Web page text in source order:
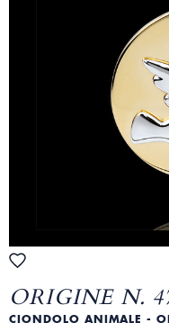
ORIGINE N.
CIONDOLO ANIMALE -